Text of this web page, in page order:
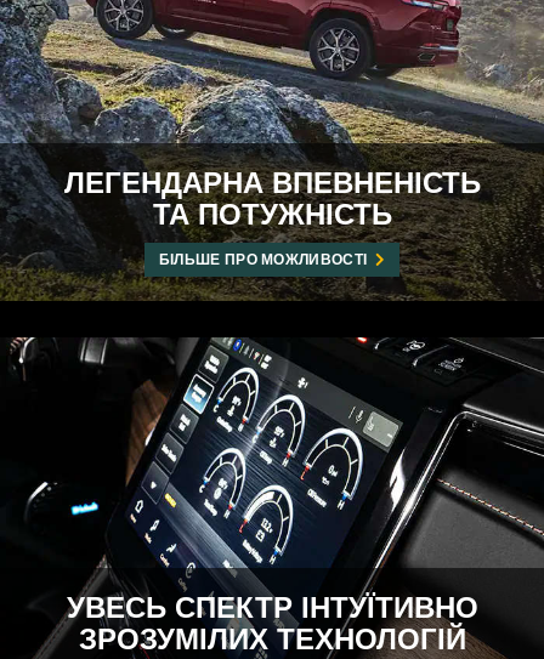
ЛЕГЕНДАРНА ВПЕВНЕНІСТЬ
ТА ПОТУЖНІСТЬ
БІЛЬШЕ ПРО МОЖЛИВОСТІ
УВЕСЬ СПЕКТР ІНТУЇТИВНО
ЗРОЗУМІЛИХ ТЕХНОЛОГІЙ